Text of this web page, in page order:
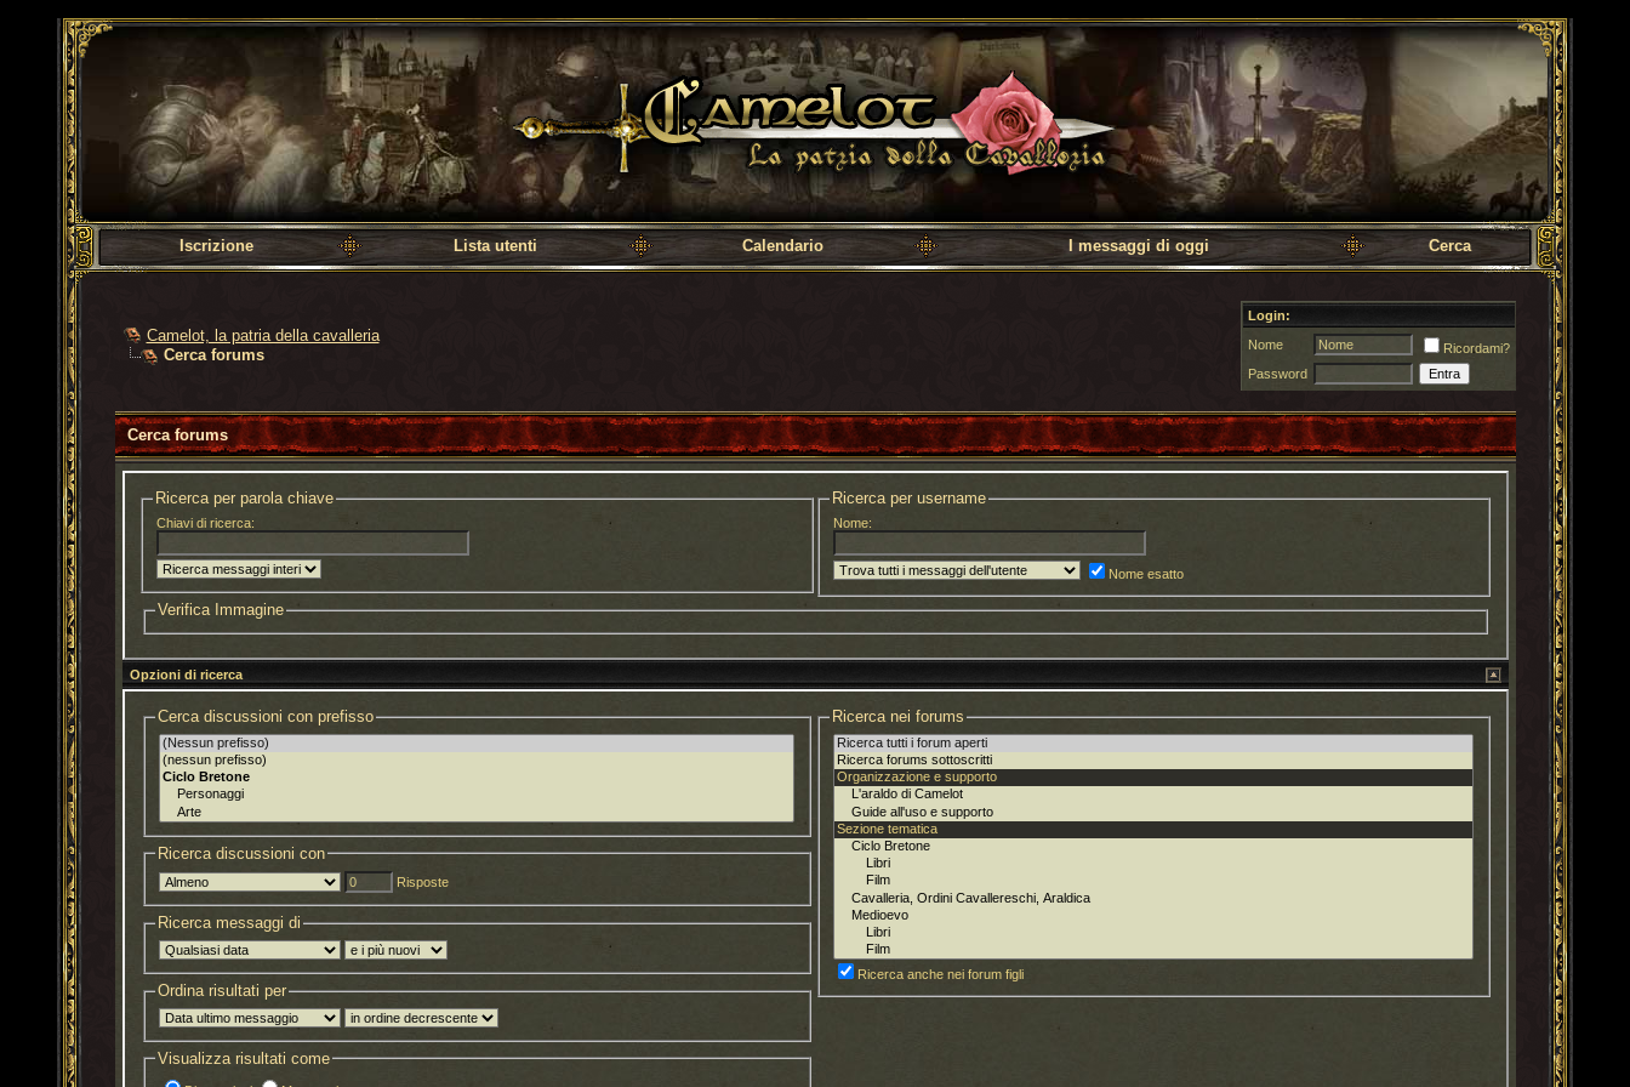
Camelot, la patria della cavalleria
Iscrizione Lista utenti Calendario I messaggi di oggi Cerca
Camelot, la patria della cavalleria
Cerca forums
Login:
Nome
Ricordami?
Password
Cerca forums
Ricerca per parola chiave
Chiavi di ricerca:
Ricerca per username
Nome:
Nome esatto
Verifica Immagine
Opzioni di ricerca
Cerca discussioni con prefisso
Ricerca discussioni con
Risposte
Ricerca messaggi di
Ordina risultati per
Visualizza risultati come
Ricerca nei forums
Ricerca anche nei forum figli